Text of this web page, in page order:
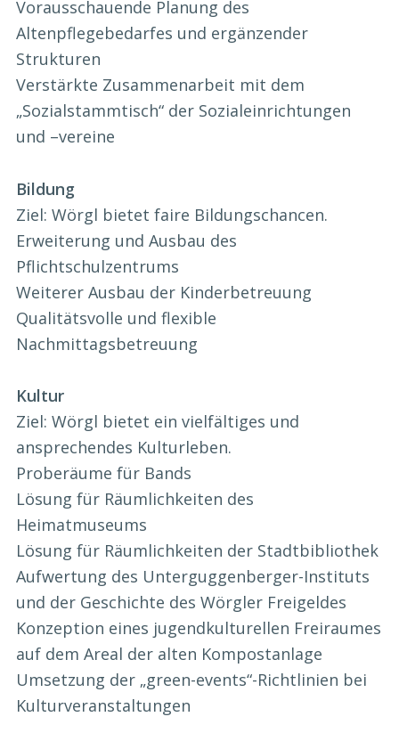
Vorausschauende Planung des
Altenpflegebedarfes und ergänzender
Strukturen
Verstärkte Zusammenarbeit mit dem
„Sozialstammtisch“ der Sozialeinrichtungen
und –vereine
Bildung
Ziel: Wörgl bietet faire Bildungschancen.
Erweiterung und Ausbau des
Pflichtschulzentrums
Weiterer Ausbau der Kinderbetreuung
Qualitätsvolle und flexible
Nachmittagsbetreuung
Kultur
Ziel: Wörgl bietet ein vielfältiges und
ansprechendes Kulturleben.
Proberäume für Bands
Lösung für Räumlichkeiten des
Heimatmuseums
Lösung für Räumlichkeiten der Stadtbibliothek
Aufwertung des Unterguggenberger-Instituts
und der Geschichte des Wörgler Freigeldes
Konzeption eines jugendkulturellen Freiraumes
auf dem Areal der alten Kompostanlage
Umsetzung der „green-events“-Richtlinien bei
Kulturveranstaltungen